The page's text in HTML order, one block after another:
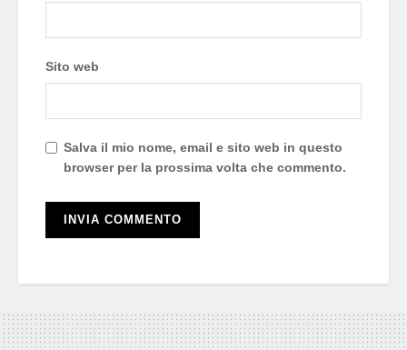
Sito web
Salva il mio nome, email e sito web in questo
browser per la prossima volta che commento.